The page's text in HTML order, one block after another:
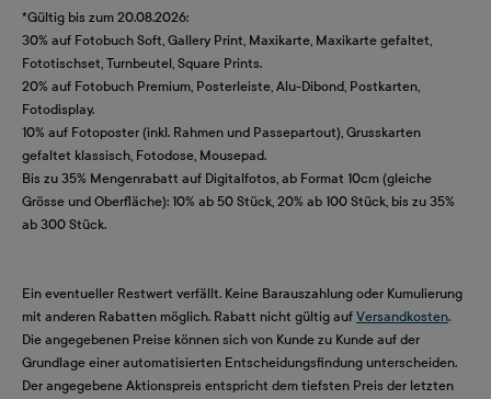
zahlreichen und vielfältigen Gestaltungsvorlagen.
Wähle Dein Fotobuch und gestalte noch heute
Dein Hochzeitsfotoalbum!
*Gültig bis zum 20.08.2026:
30% auf Fotobuch Soft, Gallery Print, Maxikarte, Maxikarte gefaltet,
Fototischset, Turnbeutel, Square Prints.
20% auf Fotobuch Premium, Posterleiste, Alu-Dibond, Postkarten,
Fotodisplay.
10% auf Fotoposter (inkl. Rahmen und Passepartout), Grusskarten
gefaltet klassisch, Fotodose, Mousepad.
Bis zu 35% Mengenrabatt auf Digitalfotos, ab Format 10cm (gleiche
Grösse und Oberfläche): 10% ab 50 Stück, 20% ab 100 Stück, bis zu 35%
ab 300 Stück.
Ein eventueller Restwert verfällt. Keine Barauszahlung oder Kumulierung
mit anderen Rabatten möglich. Rabatt nicht gültig auf Versandkosten.
Die angegebenen Preise können sich von Kunde zu Kunde auf der
Grundlage einer automatisierten Entscheidungsfindung unterscheiden.
Der angegebene Aktionspreis entspricht dem tiefsten Preis der letzten